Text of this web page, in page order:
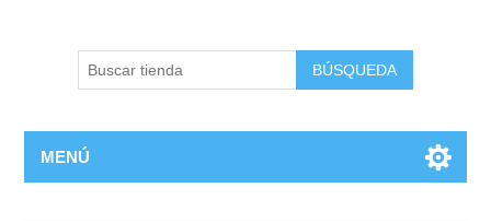
BÚSQUEDA
MENÚ